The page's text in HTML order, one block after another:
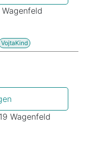
VojtaKind
Wagenfeld